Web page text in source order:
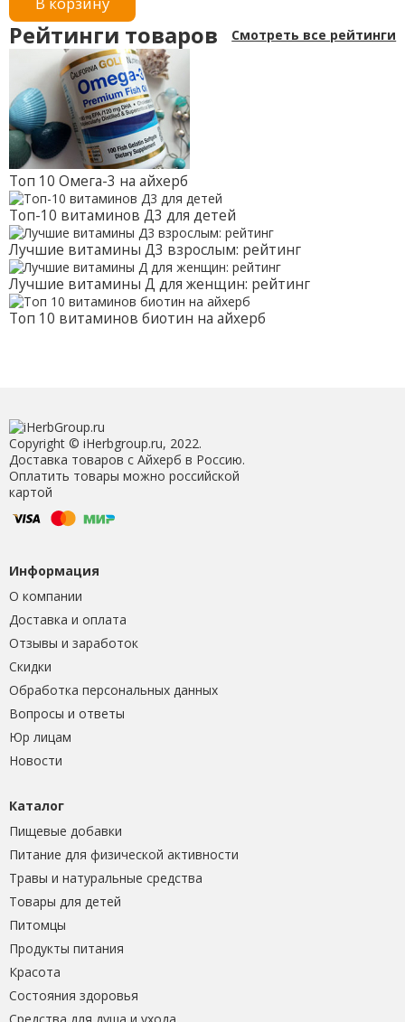
Рейтинги товаров Смотреть все рейтинги
Топ 10 Омега-3 на айхерб
Топ-10 витаминов Д3 для детей
Лучшие витамины Д3 взрослым: рейтинг
Лучшие витамины Д для женщин: рейтинг
Топ 10 витаминов биотин на айхерб
Copyright © iHerbgroup.ru, 2022.
Доставка товаров с Айхерб в Россию.
Оплатить товары можно российской
картой
Информация
О компании
Доставка и оплата
Отзывы и заработок
Скидки
Обработка персональных данных
Вопросы и ответы
Юр лицам
Новости
Каталог
Пищевые добавки
Питание для физической активности
Травы и натуральные средства
Товары для детей
Питомцы
Продукты питания
Красота
Состояния здоровья